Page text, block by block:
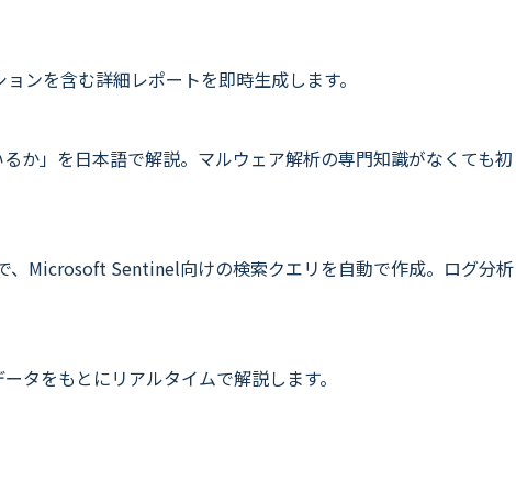
ンを含む詳細レポートを即時生成します。
」を日本語で解説。マルウェア解析の専門知識がなくても初
、Microsoft Sentinel向けの検索クエリを自動で作成。ログ分析
タをもとにリアルタイムで解説します。